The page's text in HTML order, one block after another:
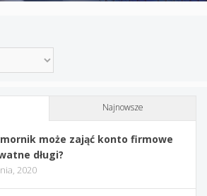
Najnowsze
może zająć konto firmowe
długi?
2020